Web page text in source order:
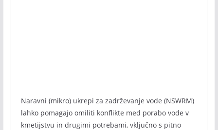
Naravni (mikro) ukrepi za zadrževanje vode (NSWRM)
lahko pomagajo omiliti konflikte med porabo vode v
kmetijstvu in drugimi potrebami, vključno s pitno